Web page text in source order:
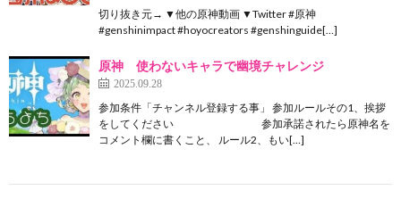
切り抜き元→ ▼他の原神動画 ▼Twitter #原神
#genshinimpact #hoyocreators #genshinguide[…]
原神 使わないキャラで幽境チャレンジ
2025.09.28
参加条件「チャンネル登録する事」 参加ルールその1、挨拶
をしてください 参加承諾されたら原神名を
コメント欄に書くこと、 ルール2、もい[…]